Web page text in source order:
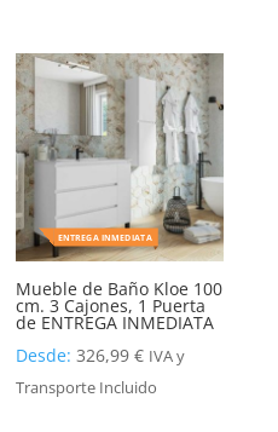
ENTREGA INMEDIATA
Mueble de Baño Kloe 100
cm. 3 Cajones, 1 Puerta
de ENTREGA INMEDIATA
Desde:326,99€ IVA y
Transporte Incluido